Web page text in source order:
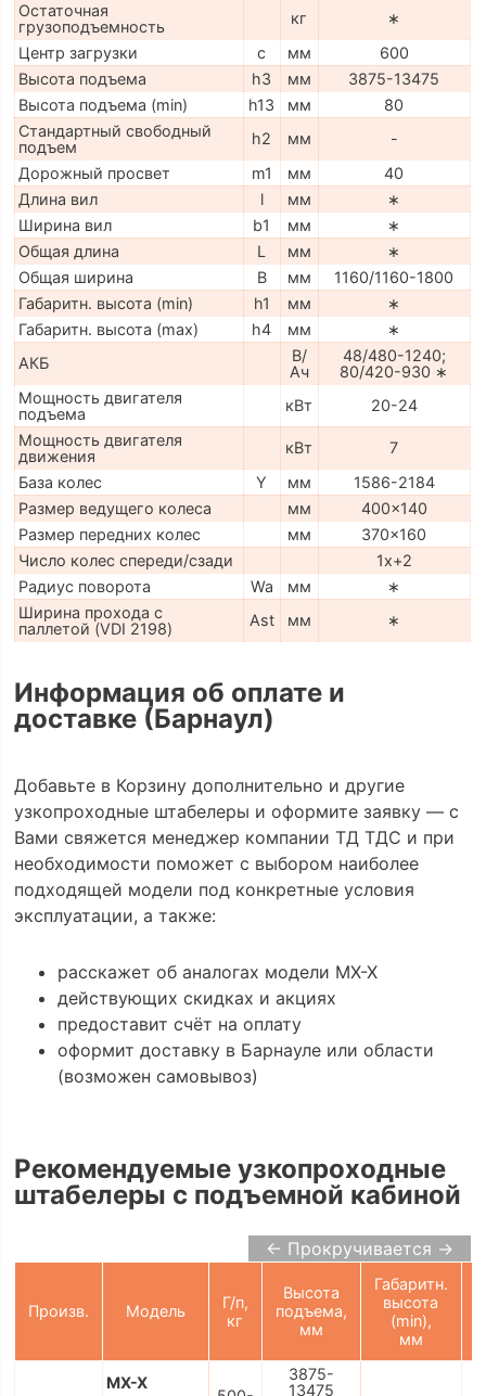
Остаточная
грузоподъемность
кг
∗
Центр загрузки
c мм
600
Высота подъема
h3 мм
3875-13475
Высота подъема (min)
h13 мм
80
Стандартный свободный
подъем
h2 мм
-
Дорожный просвет
m1 мм
40
Длина вил
l мм
∗
Ширина вил
b1 мм
∗
Общая длина
L мм
∗
Общая ширина
B мм
1160/1160-1800
Габаритн. высота (min)
h1 мм
∗
Габаритн. высота (max)
h4 мм
∗
АКБ
В/
Ач
48/480-1240;
80/420-930 ∗
Мощность двигателя
подъема
кВт
20-24
Мощность двигателя
движения
кВт
7
База колес
Y мм
1586-2184
Размер ведущего колеса
мм
400x140
Размер передних колес
мм
370x160
Число колес спереди/сзади
1x+2
Радиус поворота
Wa мм
∗
Ширина прохода с
паллетой (VDI 2198)
Ast мм ∗
Информация об оплате и
доставке (Барнаул)
Добавьте в Корзину дополнительно и другие
узкопроходные штабелеры и оформите заявку — с
Вами свяжется менеджер компании ТД ТДС и при
необходимости поможет с выбором наиболее
подходящей модели под конкретные условия
эксплуатации, а также:
расскажет об аналогах модели MX-X
действующих скидках и акциях
предоставит счёт на оплату
оформит доставку в Барнауле или области
(возможен самовывоз)
Рекомендуемые узкопроходные
штабелеры с подъемной кабиной
← Прокручивается →
Произв. Модель
Г/п,
кг
Высота
подъема,
мм
Габаритн.
высота
(min),
мм
MX-X
3875-
13475